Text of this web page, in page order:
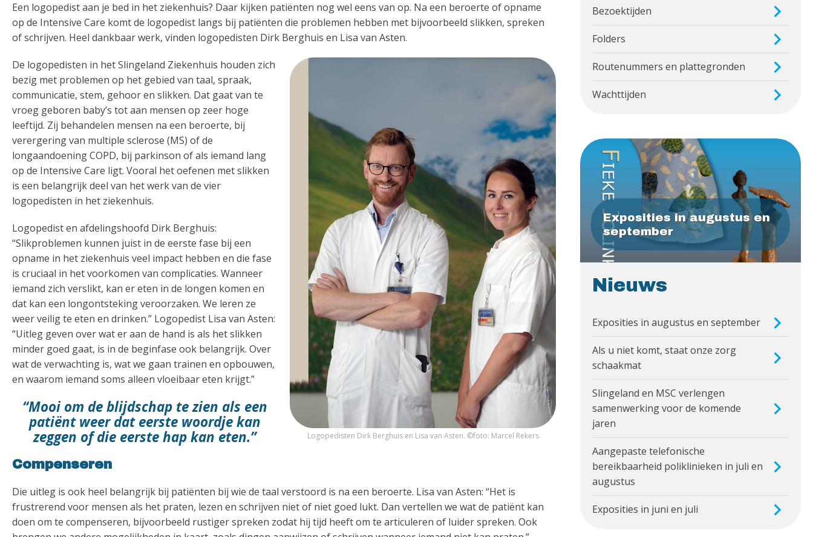
Een logopedist aan je bed in het ziekenhuis? Daar kijken patiënten nog wel eens van op. Na een beroerte of opname
op de Intensive Care komt de logopedist langs bij patiënten die problemen hebben met bijvoorbeeld slikken, spreken
of schrijven. Heel dankbaar werk, vinden logopedisten Dirk Berghuis en Lisa van Asten.
De logopedisten in het Slingeland Ziekenhuis houden zich
bezig met problemen op het gebied van taal, spraak,
communicatie, stem, gehoor en slikken. Dat gaat van te
vroeg geboren baby’s tot aan mensen op zeer hoge
leeftijd. Zij behandelen mensen na een beroerte, bij
verergering van multiple sclerose (MS) of de
longaandoening COPD, bij parkinson of als iemand lang
op de Intensive Care ligt. Vooral het oefenen met slikken
is een belangrijk deel van het werk van de vier
logopedisten in het ziekenhuis.
Logopedist en afdelingshoofd Dirk Berghuis:
“Slikproblemen kunnen juist in de eerste fase bij een
opname in het ziekenhuis veel impact hebben en die fase
is cruciaal in het voorkomen van complicaties. Wanneer
iemand zich verslikt, kan er eten in de longen komen en
dat kan een longontsteking veroorzaken. We leren ze
weer veilig te eten en drinken.” Logopedist Lisa van Asten:
“Uitleg geven over wat er aan de hand is als het slikken
minder goed gaat, is in de beginfase ook belangrijk. Over
wat de verwachting is, wat we gaan trainen en opbouwen,
en waarom iemand soms alleen vloeibaar eten krijgt.”
“Mooi om de blijdschap te zien als een
patiënt weer dat eerste woordje kan
zeggen of die eerste hap kan eten.”
Logopedisten Dirk Berghuis en Lisa van Asten. ©foto: Marcel Rekers
Compenseren
Die uitleg is ook heel belangrijk bij patiënten bij wie de taal verstoord is na een beroerte. Lisa van Asten: “Het is
frustrerend voor mensen als het praten, lezen en schrijven niet of niet goed lukt. Dan vertellen we wat de patiënt kan
doen om te compenseren, bijvoorbeeld rustiger spreken zodat hij tijd heeft om te articuleren of luider spreken. Ook
Bezoektijden
Folders
Routenummers en plattegronden
Wachttijden
Exposities in augustus en
september
Nieuws
Exposities in augustus en september
Als u niet komt, staat onze zorg
schaakmat
Slingeland en MSC verlengen
samenwerking voor de komende
jaren
Aangepaste telefonische
bereikbaarheid poliklinieken in juli en
augustus
Exposities in juni en juli